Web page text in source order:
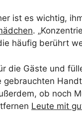
ist es wichtig,
.
häufig berührt
die Gäste und
ob noch
Leute mit